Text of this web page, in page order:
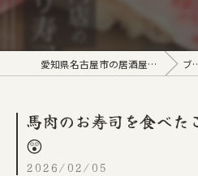
愛知県名古屋市の居酒屋なら馬肉料理 左馬 ブログ
馬肉のお寿司を食べた
😲
2026/02/05